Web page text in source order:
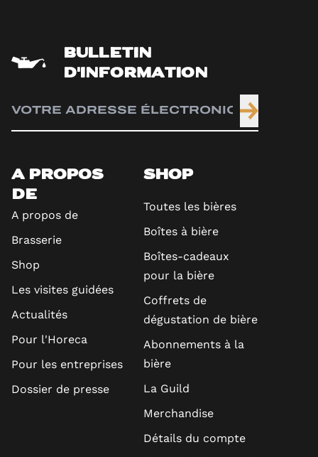
BULLETIN
D'INFORMATION
A PROPOS
DE
A propos de
Brasserie
Shop
Les visites guidées
Actualités
Pour l'Horeca
Pour les entreprises
Dossier de presse
SHOP
Toutes les bières
Boîtes à bière
Boîtes-cadeaux
pour la bière
Coffrets de
dégustation de bière
Abonnements à la
bière
La Guild
Merchandise
Détails du compte